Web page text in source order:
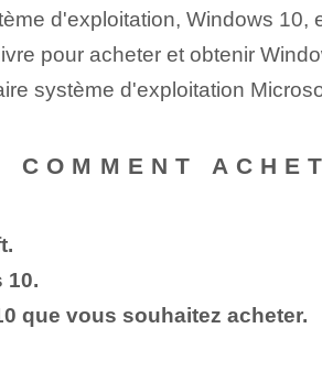
d'exploitation, Windows
pour acheter et obtenir
système d'exploitation
10⁤.
que vous souhaitez acheter.